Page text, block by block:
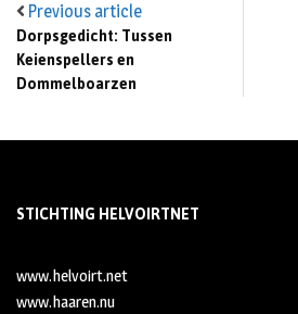
Previous article
Dorpsgedicht: Tussen
Keienspellers en
Dommelboarzen
STICHTING HELVOIRTNET
www.helvoirt.net
www.haaren.nu